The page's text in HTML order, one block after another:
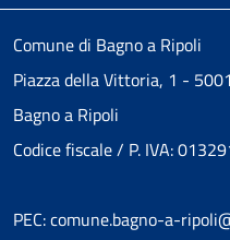
Comune di Bagno a Ripoli
Piazza della Vittoria, 1 -
Bagno a Ripoli
Codice fiscale / P. IVA:
PEC: comune.bagno-a-